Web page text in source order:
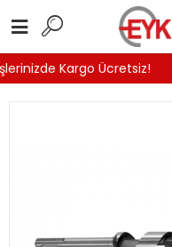
Kargo Ücretsiz!